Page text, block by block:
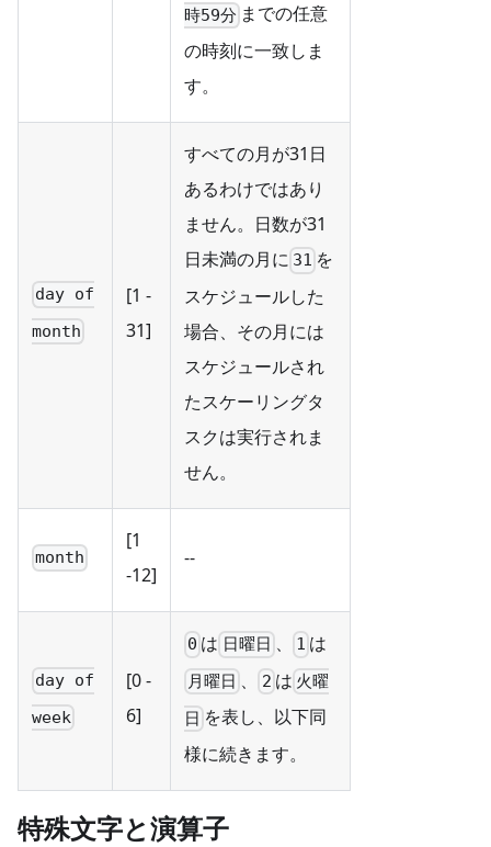
時59分 までの任意
の時刻に一致しま
す。
day of
month
[1 -
31]
すべての月が31日
あるわけではあり
ません。日数が31
日未満の月に 31 を
スケジュールした
場合、その月には
スケジュールされ
たスケーリングタ
スクは実行されま
せん。
month
[1
-12]
--
day of
week
[0 -
6]
0 は 日曜日 、 1 は
月曜日 、 2 は 火曜
日 を表し、以下同
様に続きます。
特殊文字と演算子